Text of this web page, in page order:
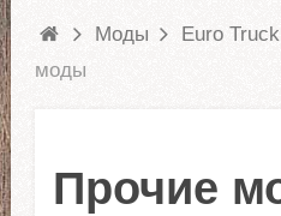
Моды Euro
моды
Прочие